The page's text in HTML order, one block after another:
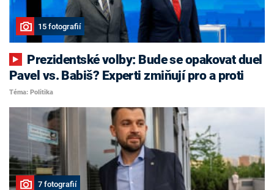
15 fotografií
Pavel vs. Babiš? Experti zmiňují pro a proti
Téma: Politika
7 fotografií